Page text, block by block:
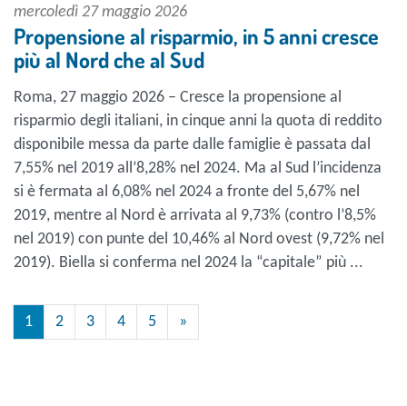
mercoledì 27 maggio 2026
Propensione al risparmio, in 5 anni cresce
più al Nord che al Sud
Roma, 27 maggio 2026 – Cresce la propensione al
risparmio degli italiani, in cinque anni la quota di reddito
disponibile messa da parte dalle famiglie è passata dal
7,55% nel 2019 all’8,28% nel 2024. Ma al Sud l’incidenza
si è fermata al 6,08% nel 2024 a fronte del 5,67% nel
2019, mentre al Nord è arrivata al 9,73% (contro l’8,5%
nel 2019) con punte del 10,46% al Nord ovest (9,72% nel
2019). Biella si conferma nel 2024 la “capitale” più ...
1 2 3 4 5 »